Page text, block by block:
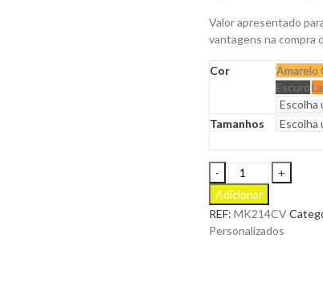
Valor apresentado
vantagens na compra
Cor Amarelo
Escuro
Tamanhos
Polo
Manga
Curta
Mulher
NOBBY
Adicionar
REF: MK214CV
Personalizados